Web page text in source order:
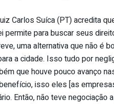
Carlos Suíca (PT) acredita
permite para buscar seus
uma alternativa que não é
a cidade. Isso tudo por
que houve pouco avanço
isso eles [as
Então, não teve negociação